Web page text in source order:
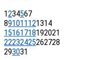
1234567
891011121314
15161718192021
22232425262728
293031